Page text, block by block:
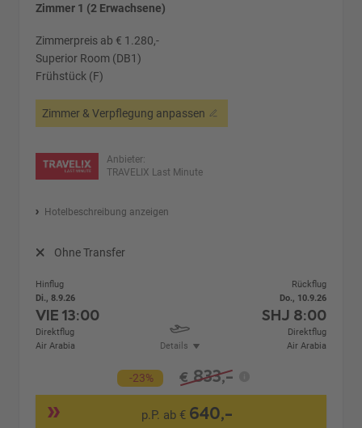
Zimmer 1 (2 Erwachsene)
Zimmerpreis ab € 1.280,-
Superior Room (DB1)
Frühstück (F)
Zimmer & Verpflegung anpassen
Anbieter:
TRAVELIX Last Minute
Hotelbeschreibung anzeigen
Ohne Transfer
Hinflug
Di., 8.9.26
VIE13:00
Direktflug
Air Arabia
Details
Rückflug
Do., 10.9.26
SHJ 8:00
Direktflug
Air Arabia
-23% € 833,-
p.P. ab € 640,-